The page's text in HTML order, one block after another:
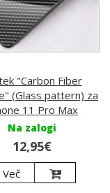
"Carbon Fiber
(Glass pattern) za
11 Pro Max
Na zalogi
12,95€
Več